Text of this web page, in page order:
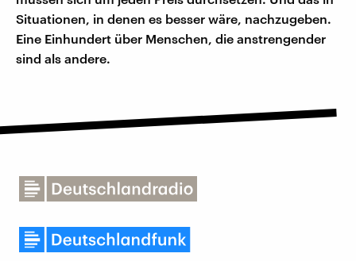
Situationen, in denen es besser wäre, nachzugeben.
Eine Einhundert über Menschen, die anstrengender
sind als andere.